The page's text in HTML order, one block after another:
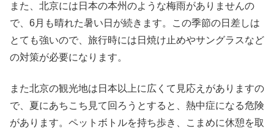
また、北京には日本の本州のような梅雨がありませんの
で、6月も晴れた暑い日が続きます。この季節の日差しは
とても強いので、旅行時には日焼け止めやサングラスなど
の対策が必要になります。
また北京の観光地は日本以上に広くて見応えがありますの
で、夏にあちこち見て回ろうとすると、熱中症になる危険
があります。ペットボトルを持ち歩き、こまめに休憩を取